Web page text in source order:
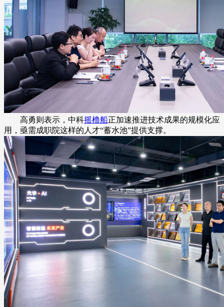
高勇则表示，中科摇橹船正加速推进技术成果的规模化应
用，亟需成职院这样的人才“蓄水池”提供支撑。